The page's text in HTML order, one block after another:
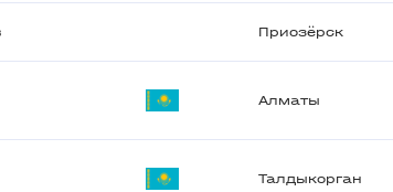
Приозёрск
Алматы
Талдыкорган